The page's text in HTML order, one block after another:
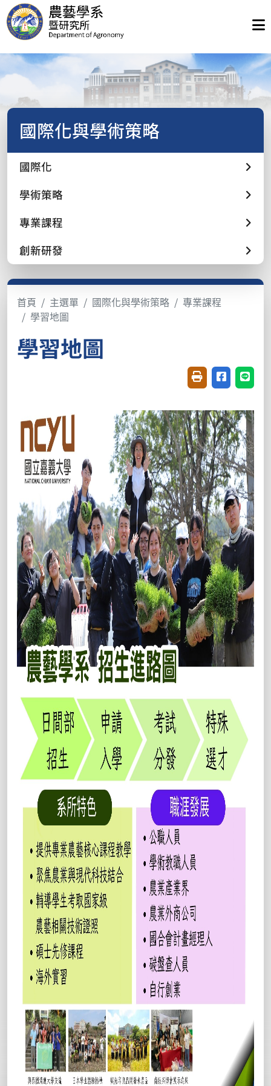
國際化與學術策略
國際化
學術策略
專業課程
創新研發
首頁 主選單 國際化與學術策略
專業課程
學習地圖
學習地圖
友善列印(開新視
分享至臉書
分享